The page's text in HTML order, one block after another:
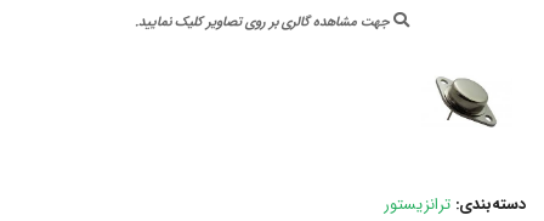
جهت مشاهده گالری بر روی تصاویر کلیک نمایید.
دسته‌بندی: ترانزیستور